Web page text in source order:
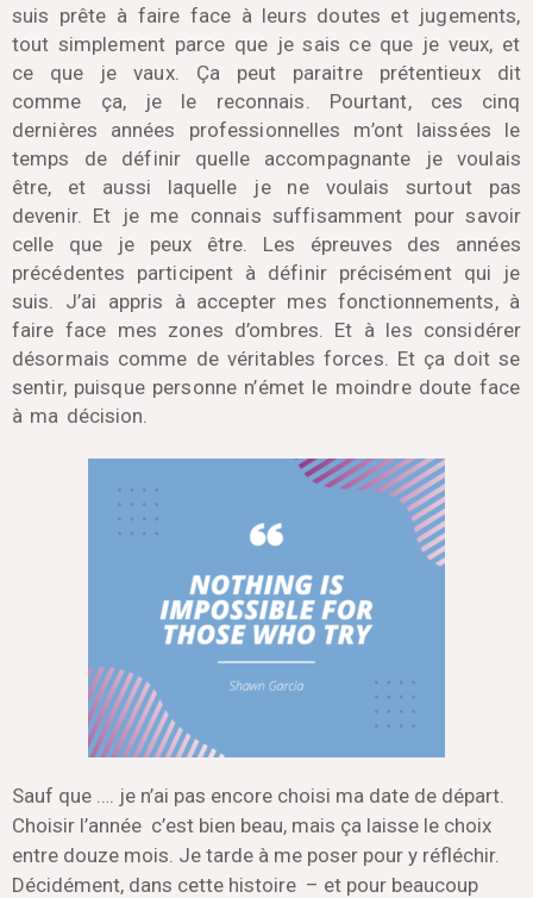
suis prête à faire face à leurs doutes et jugements,
tout simplement parce que je sais ce que je veux, et
ce que je vaux. Ça peut paraitre prétentieux dit
comme ça, je le reconnais. Pourtant, ces cinq
dernières années professionnelles m’ont laissées le
temps de définir quelle accompagnante je voulais
être, et aussi laquelle je ne voulais surtout pas
devenir. Et je me connais suffisamment pour savoir
celle que je peux être. Les épreuves des années
précédentes participent à définir précisément qui je
suis. J’ai appris à accepter mes fonctionnements, à
faire face mes zones d’ombres. Et à les considérer
désormais comme de véritables forces. Et ça doit se
sentir, puisque personne n’émet le moindre doute face
à ma décision.
Sauf que …. je n’ai pas encore choisi ma date de départ.
Choisir l’année c’est bien beau, mais ça laisse le choix
entre douze mois. Je tarde à me poser pour y réfléchir.
Décidément, dans cette histoire – et pour beaucoup